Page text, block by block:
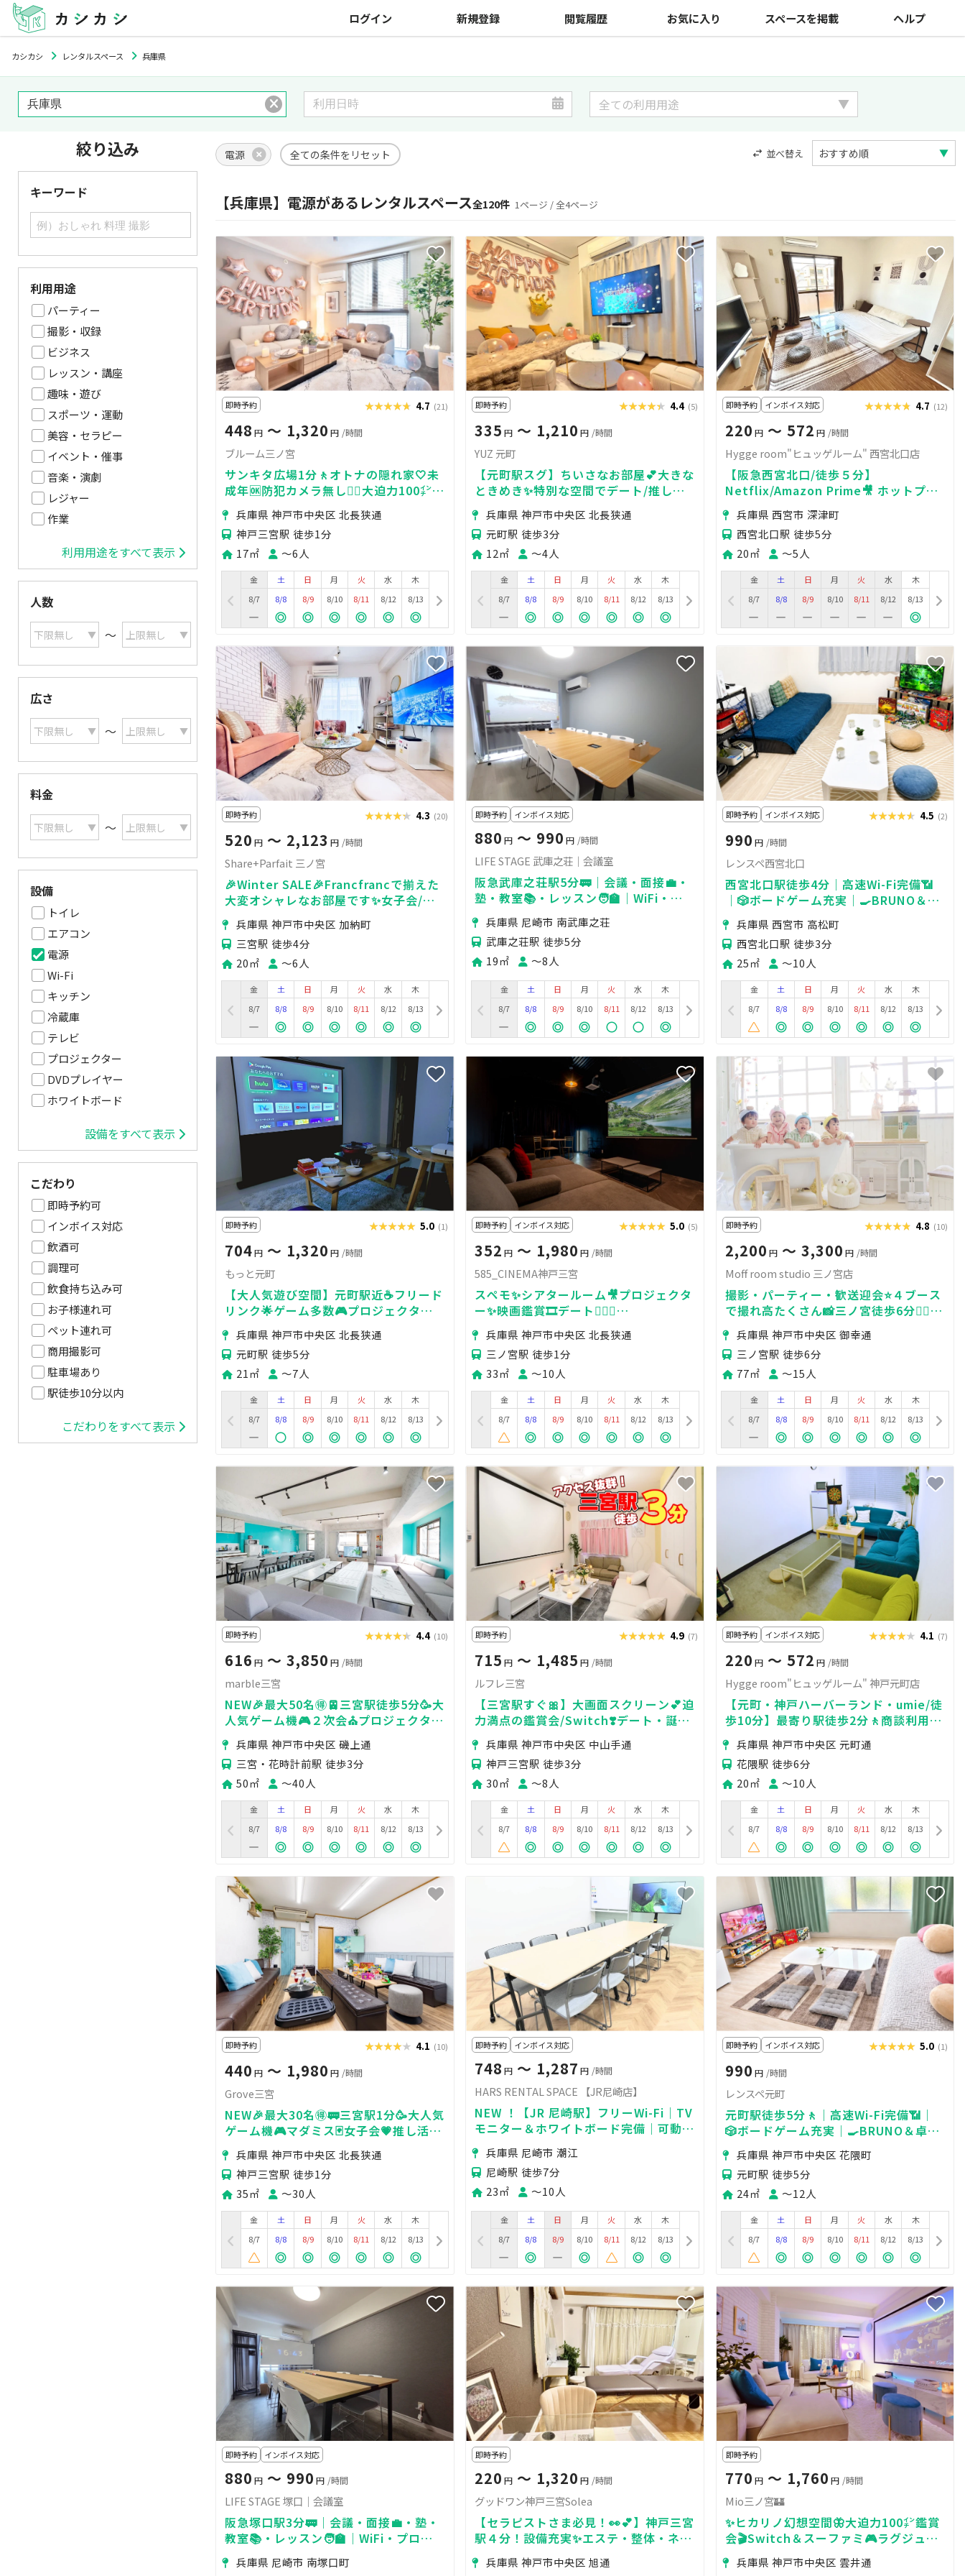
ログイン 新規登録 閲覧履歴 お気に入り スペースを掲載 ヘルプ
カシカシ レンタルスペース 兵庫県
絞り込み
キーワード
利用用途
パーティー
撮影・収録
ビジネス
レッスン・講座
趣味・遊び
スポーツ・運動
美容・セラピー
イベント・催事
音楽・演劇
レジャー
作業
利用用途をすべて表示
人数
〜
広さ
〜
料金
〜
設備
テレビ
キッチン
プロジェクター
ホワイトボード
DVDプレイヤー
トイレ
冷蔵庫
エアコン
電源
Wi-Fi
設備をすべて表示
こだわり
即時予約可
インボイス対応
駅徒歩10分以内
飲酒可
調理可
飲食持ち込み可
お子様連れ可
ペット連れ可
商用撮影可
駐車場あり
こだわりをすべて表示
電源 全ての条件をリセット 並べ替え
【兵庫県】電源があるレンタルスペース全120件 1ページ / 全4ページ
即時予約 ★★★★★
★★★★★ 4.7 (21)
448 円 〜 1,320 円 /時間
ブルーム三ノ宮
サンキタ広場1分🚶オトナの隠れ家🤍未
成年🆗防犯カメラ無し🙅‍♂️大迫力100㌅鑑
賞会🎬30分延長OP✨２回目以降２割引
🎁兵庫県 神戸市中央区 北長狭通
神戸三宮駅 徒歩1分
17㎡
〜6人
金
8/7
土
8/8
日
8/9
月
8/10
火
8/11
水
8/12
木
8/13
即時予約 ★★★★★
★★★★★ 4.4 (5)
335 円 〜 1,210 円 /時間
YUZ 元町
【元町駅スグ】ちいさなお部屋💕大きな
ときめき✨特別な空間でデート/推し活/
女子会🎉
兵庫県 神戸市中央区 北長狭通
元町駅 徒歩3分
12㎡
〜4人
金
8/7
土
8/8
日
8/9
月
8/10
火
8/11
水
8/12
木
8/13
即時予約 インボイス対応 ★★★★★
★★★★★ 4.7 (12)
220 円〜 572 円 /時間
Hygge room"ヒュッゲルーム" 西宮北口店
【阪急西宮北口/徒歩５分】
Netflix/Amazon Prime🎥 ホットプレ
ート🍳 食器付
兵庫県 西宮市 深津町
西宮北口駅 徒歩5分
20㎡
〜5人
金
8/7
土
8/8
日
8/9
月
8/10
火
8/11
水
8/12
木
8/13
即時予約 ★★★★★
★★★★★ 4.3 (20)
520 円 〜 2,123 円 /時間
Share+Parfait 三ノ宮
🎉Winter SALE🎉Francfrancで揃えた
大変オシャレなお部屋です✨女子会/マ
マ友会/SNS撮影/推し活/デートなどに
最適♫
兵庫県 神戸市中央区 加納町
三宮駅 徒歩4分
20㎡
〜6人
金
8/7
土
8/8
日
8/9
月
8/10
火
8/11
水
8/12
木
8/13
即時予約 インボイス対応
880 円 〜 990 円 /時間
LIFE STAGE 武庫之荘｜会議室
阪急武庫之荘駅5分🚃｜会議・面接💼・
塾・教室📚・レッスン🧑‍🏫｜WiFi・プ
ロジェクター無料🎥｜最大8名迄
兵庫県 尼崎市 南武庫之荘
武庫之荘駅 徒歩5分
19㎡
〜8人
金
8/7
土
8/8
日
8/9
月
8/10
火
8/11
水
8/12
木
8/13
即時予約 インボイス対応 ★★★★★
★★★★★ 4.5 (2)
990 円 /時間
レンスペ西宮北口
西宮北口駅徒歩4分｜高速Wi-Fi完備📶
｜🎲ボードゲーム充実｜🍳BRUNO＆卓
上IHあり｜🎬映画見放題スペース
兵庫県 西宮市 高松町
西宮北口駅 徒歩3分
25㎡
〜10人
金
8/7
土
8/8
日
8/9
月
8/10
火
8/11
水
8/12
木
8/13
即時予約 ★★★★★
★★★★★ 5.0 (1)
704円 〜 1,320 円 /時間
もっと元町
【大人気遊び空間】元町駅近☕フリード
リンク🌟ゲーム多数🎮プロジェクター🗑
ゴミ箱利用可🍕鍋パ/タコパ/合コン/女
子会兵庫県 神戸市中央区 北長狭通
元町駅 徒歩5分
21㎡
〜7人
金
8/7
土
8/8
日
8/9
月
8/10
火
8/11
水
8/12
木
8/13
即時予約 インボイス対応 ★★★★★
★★★★★5.0 (5)
352 円 〜 1,980 円 /時間
585_CINEMA神戸三宮
スペモ✨️シアタールーム🎥プロジェクタ
ー✨映画鑑賞🎞️デート👨‍❤‍👨
585_CINEMA神戸三宮
兵庫県 神戸市中央区 北長狭通
三ノ宮駅 徒歩1分
33㎡
〜10人
金
8/7
土
8/8
日
8/9
月
8/10
火
8/11
水
8/12
木
8/13
即時予約 ★★★★★
★★★★★ 4.8 (10)
2,200 円〜 3,300 円 /時間
Moff room studio 三ノ宮店
撮影・パーティー・歓送迎会⭐️４ブース
で撮れ高たくさん📸三ノ宮徒歩6分🚶‍♂️77
㎡広々🧸クマ沢山映え撮影スタジオ🧸
兵庫県 神戸市中央区 御幸通
三ノ宮駅 徒歩6分
77㎡
〜15人
金
8/7
土
8/8
日
8/9
月
8/10
火
8/11
水
8/12
木
8/13
即時予約 ★★★★★
★★★★★ 4.4 (10)
616 円 〜 3,850 円 /時間
marble三宮
NEW🎉最大50名🉐🚈三宮駅徒歩5分🥳大
人気ゲーム機🎮２次会⛪️プロジェクター
🎥女子会💗飲み会🍻タコパ🐙撮影📷24H
🏪兵庫県 神戸市中央区 磯上通
三宮・花時計前駅 徒歩3分
50㎡
〜40人
金
8/7
土
8/8
日
8/9
月
8/10
火
8/11
水
8/12
木
8/13
即時予約 ★★★★★
★★★★★ 4.9 (7)
715 円 〜 1,485 円 /時間
ルフレ三宮
【三宮駅すぐ🎀】大画面スクリーン💕迫
力満点の鑑賞会/Switch❣️デート・誕生
日・女子会にも絶大な人気🌸防犯カメラ
なし🌸未成年🆗高評価👑
兵庫県 神戸市中央区 中山手通
神戸三宮駅 徒歩3分
30㎡
〜8人
金
8/7
土
8/8
日
8/9
月
8/10
火
8/11
水
8/12
木
8/13
即時予約 インボイス対応 ★★★★★
★★★★★ 4.1 (7)
220 円〜 572 円 /時間
Hygge room"ヒュッゲルーム" 神戸元町店
【元町・神戸ハーバーランド・umie/徒
歩10分】最寄り駅徒歩2分🚶商談利用
OK💻 24時間OK🌃 ボードゲーム多数 🎮
🌃兵庫県 神戸市中央区 元町通
花隈駅 徒歩6分
20㎡
〜10人
金
8/7
土
8/8
日
8/9
月
8/10
火
8/11
水
8/12
木
8/13
即時予約 ★★★★★
★★★★★ 4.1 (10)
440 円 〜 1,980 円 /時間
Grove三宮
NEW🎉最大30名🉐🚃三宮駅1分🥳大人気
ゲーム機🎮マダミス🃏女子会💗推し活🌟
タコパ🐙パーティ🥂撮影🎥24H🏪
兵庫県 神戸市中央区 北長狭通
神戸三宮駅 徒歩1分
35㎡
〜30人
金
8/7
土
8/8
日
8/9
月
8/10
火
8/11
水
8/12
木
8/13
即時予約 インボイス対応
748 円 〜 1,287 円 /時間
HARS RENTAL SPACE 【JR尼崎店】
NEW ！【JR 尼崎駅】フリーWi-Fi｜TV
モニター＆ホワイトボード完備｜可動式
テーブル 清潔快適会議室｜打ち合わ
せ・商談・面接に
兵庫県 尼崎市 潮江
尼崎駅 徒歩7分
23㎡
〜10人
金
8/7
土
8/8
日
8/9
月
8/10
火
8/11
水
8/12
木
8/13
即時予約 インボイス対応 ★★★★★
★★★★★5.0 (1)
990 円 /時間
レンスペ元町
元町駅徒歩5分🚶｜高速Wi-Fi完備📶｜
🎲ボードゲーム充実｜🍳BRUNO＆卓上
IH｜🎬映画見放題スペース🔌
兵庫県 神戸市中央区 花隈町
元町駅 徒歩5分
24㎡
〜12人
金
8/7
土
8/8
日
8/9
月
8/10
火
8/11
水
8/12
木
8/13
即時予約 インボイス対応
880 円 〜 990 円 /時間
LIFE STAGE 塚口｜会議室
阪急塚口駅3分🚃｜会議・面接💼・塾・
教室📚・レッスン🧑‍🏫｜WiFi・プロジ
ェクター無料🎥｜最大8名迄
兵庫県 尼崎市 南塚口町
即時予約
220 円 〜 1,320 円 /時間
グッドワン神戸三宮Solea
【セラピストさま必見！👀💕】神戸三宮
駅４分！設備充実✨エステ・整体・ネイ
ル向けサロン＜エステベッド１台＆マッ
サージベッド１台設置＞
兵庫県 神戸市中央区 旭通
即時予約
770 円〜 1,760 円 /時間
Mio三ノ宮🏰
✨ヒカリノ幻想空間🦋大迫力100㌅鑑賞
会🎬Switch＆スーファミ🎮ラグジュア
リー女子会🥂お子さまグッズ👦ふかふか
マットレス💕次回２割引🎁
兵庫県 神戸市中央区 雲井通